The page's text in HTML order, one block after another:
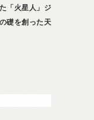
「火星人」ジ
礎を創った天